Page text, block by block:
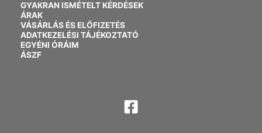
GYAKRAN ISMÉTELT KÉRDÉSEK
ÁRAK
VÁSÁRLÁS ÉS ELŐFIZETÉS
ADATKEZELÉSI TÁJÉKOZTATÓ
EGYÉNI ÓRÁIM
ÁSZF